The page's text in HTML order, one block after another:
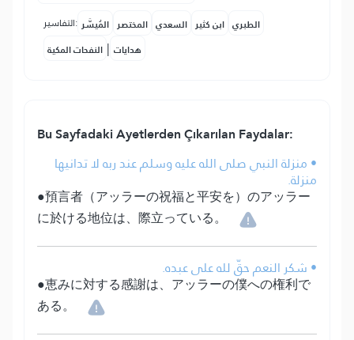
التفاسير: المُيسَّر المختصر السعدي ابن كثير الطبري
النفحات المكية | هدايات
Bu Sayfadaki Ayetlerden Çıkarılan Faydalar:
• منزلة النبي صلى الله عليه وسلم عند ربه لا تدانيها
منزلة.
●預言者（アッラーの祝福と平安を）のアッラー
に於ける地位は、際立っている。
• شكر النعم حقّ لله على عبده.
●恵みに対する感謝は、アッラーの僕への権利で
ある。